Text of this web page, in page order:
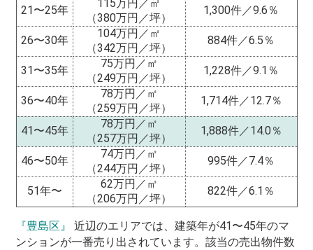
21〜25年
115万円／㎡
（380万円／坪）
1,300件／9.6％
26〜30年
104万円／㎡
（342万円／坪）
884件／6.5％
31〜35年
75万円／㎡
（249万円／坪）
1,228件／9.1％
36〜40年
78万円／㎡
（259万円／坪）
1,714件／12.7％
41〜45年
78万円／㎡
（257万円／坪）
1,888件／14.0％
46〜50年
74万円／㎡
（244万円／坪）
995件／7.4％
51年〜
62万円／㎡
（206万円／坪）
822件／6.1％
『豊島区』
近辺のエリアでは、建築年が41〜45年のマ
ンションが一番売り出されています。該当の売出物件数